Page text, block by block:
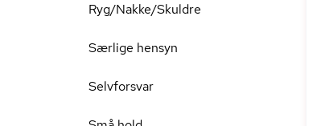
Ryg/Nakke/Skuldre
Særlige hensyn
Selvforsvar